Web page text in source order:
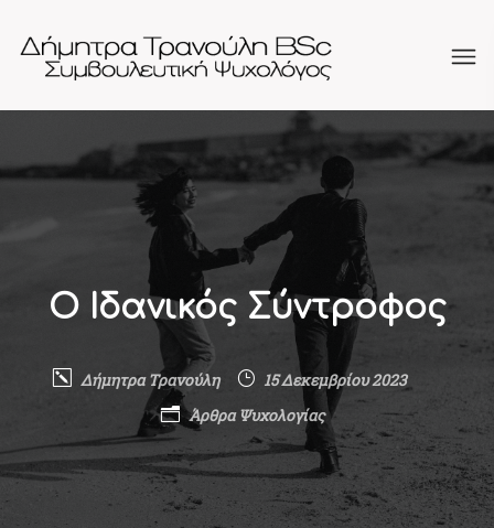
Ο Ιδανικός Σύντροφος
Δήμητρα Τρανούλη
15 Δεκεμβρίου 2023
Άρθρα Ψυχολογίας